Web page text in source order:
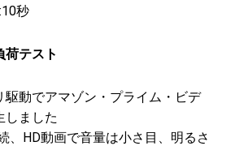
秒
荷テスト
駆動でアマゾン・プライム・ビデ
しました
、HD動画で音量は小さ目、明るさ